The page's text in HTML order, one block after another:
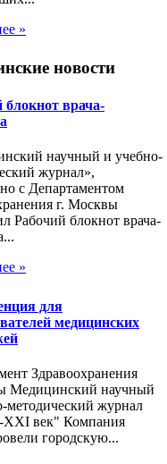
»
новости
блокнот врача-
научный и учебно-
журнал»,
с Департаментом
г. Москвы
Рабочий блокнот врача-
»
для
медицинских
Здравоохранения
Медицинский научный
методический журнал
век" Компания
городскую...